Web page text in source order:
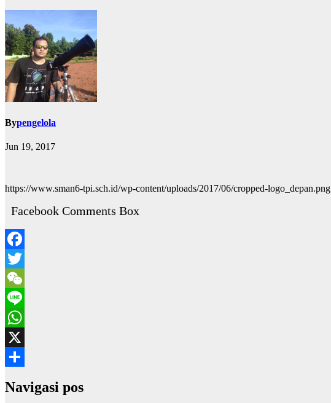
Bypengelola
Jun 19, 2017
https://www.sman6-tpi.sch.id/wp-content/uploads/2017/06/cropped-logo_depan.png
Facebook Comments Box
Facebook
Twitter
WeChat
Line
WhatsApp
X
Navigasi pos